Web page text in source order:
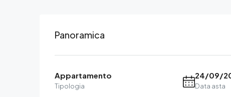
Panoramica
Appartamento
Tipologia
24/09/
Data asta